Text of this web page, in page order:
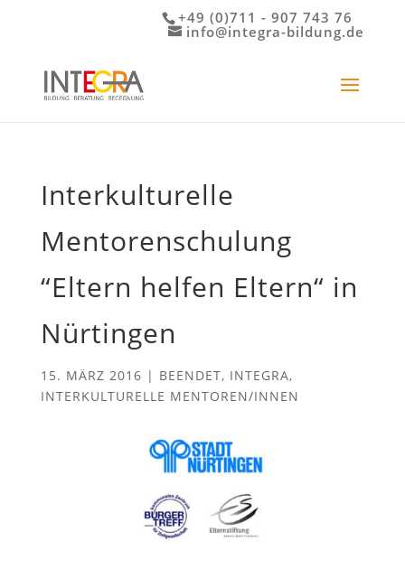
+49 (0)711 - 907 743 76
info@integra-bildung.de
Interkulturelle
Mentorenschulung
“Eltern helfen Eltern“ in
Nürtingen
15. MÄRZ 2016 | BEENDET, INTEGRA,
INTERKULTURELLE MENTOREN/INNEN